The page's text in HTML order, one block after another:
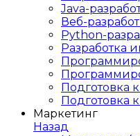
Java-
Веб-
Python-
Разработка
Подготовка
Подготовка
Маркетинг
Назад